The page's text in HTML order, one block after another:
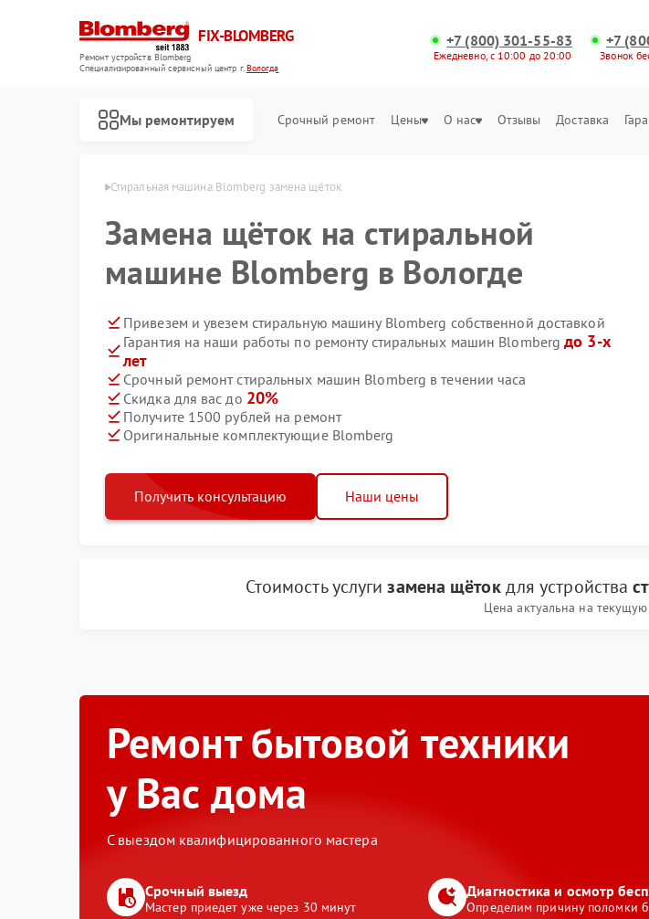
FIX-BLOMBERG
Ремонт устройств Blomberg
Специализированный cервисный центр г.Вологда
+7 (800) 301-55-83
Ежедневно, с 10:00 до 20:00
+7
Звонок
Мы ремонтируем Срочный ремонт Цены О нас Отзывы Доставка
Стиральная машина Blomberg замена щёток
Замена щёток на стиральной
машине Blomberg в Вологде
Привезем и увезем стиральную машину Blomberg собственной доставкой
Гарантия на наши работы по ремонту стиральных машин Blombergдо 3-х
лет
Срочный ремонт стиральных машин Blomberg в течении часа
Скидка для вас до 20%
Получите 1500 рублей на ремонт
Оригинальные комплектующие Blomberg
Получить консультацию Наши цены
Стоимость услугизамена щётокдля устройства
Цена актуальна на
Ремонт бытовой техники
у Вас дома
С выездом квалифицированного мастера
Срочный выезд
Мастер приедет уже через 30 минут
Диагностика и осмотр
Определим причину поломки